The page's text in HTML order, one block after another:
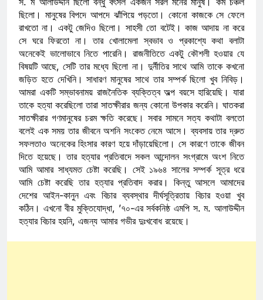
ছিলো। মানুষের বিপদে আপদে ঝাঁপিয়ে পড়তো। কোনো কাজকে সে ফেলে
রাখতো না। একটু জেদিও ছিলো। সাহসী তো বটেই। কাজ আদায় না করে
সে ঘরে ফিরতো না। তার খোলামেলা স্বভাব ও প্রকাশ্যে কথা বলাটা
অনেকেই ভালোভাবে নিতে পারেনি। রাজনীতিতে একটু কৌশলী হওয়ার যে
বিষয়টি আছে, সেটি তার মধ্যে ছিলো না। দুর্নীতির সাথে আমি তাকে কখনো
জড়িত হতে দেখিনি। সাধারণ মানুষের সাথে তার সম্পর্ক ছিলো খুব নিবিড়।
আমরা একটি সম্ভাবনাময় রাজনৈতিক ব্যক্তিত্ব অল্প বয়সে হারিয়েছি। যারা
তাকে হত্যা করেছিলো তারা সাতক্ষীরার জন্য কোনো উপকার করেনি। ঘাতকরা
সাতক্ষীরার গণমানুষের চরম ক্ষতি করেছে। সবার সামনে সত্য কথাটা বলতো
বলেই এক সময় তার জীবনে অশনি সংকেত নেমে আসে। ব্যবসায় তার দ্রুত
সফলতাও অনেকের হিংসার কারণ হয়ে দাঁড়ায়েছিলো। সে কারণে তাকে জীবন
দিতে হয়েছে। তার হত্যার প্রতিবাদে সকল আন্দোলন সংগ্রামে অংশ নিতে
আমি আমার সাধ্যমত চেষ্টা করেছি। সেই ১৯৬৪ সালের সম্পর্ক সূত্র ধরে
আমি চেষ্টা করেছি তার হত্যার প্রতিবাদ করার। কিন্তু আসলে আমাদের
দেশের আইন-কানুন এবং বিচার ব্যবস্থার দীর্ঘসূত্রিতায় বিচার হওয়া খুব
কঠিন। এখনো বীর মুক্তিযোদ্ধা, ’৭০-এর সর্বকনিষ্ঠ এমপি স. ম. আলাউদ্দীন
হত্যার বিচার হয়নি, এজন্য আমার গভীর দুঃখবোধ রয়েছে।